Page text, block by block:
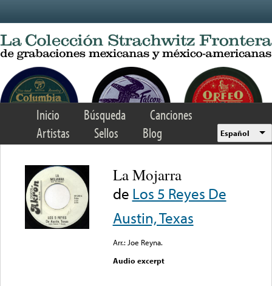
Inicio Búsqueda
Canciones
Artistas
Sellos Blog Español
La Mojarra
de Los 5 Reyes De
Austin, Texas
Arr.: Joe Reyna.
Audio excerpt